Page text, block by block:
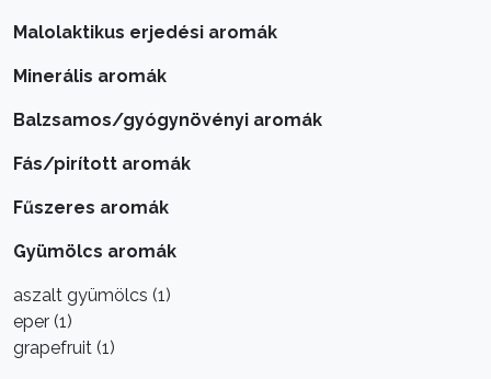
Malolaktikus erjedési aromák
Minerális aromák
Balzsamos/gyógynövényi aromák
Fás/pirított aromák
Fűszeres aromák
Gyümölcs aromák
aszalt gyümölcs (1)
eper (1)
grapefruit (1)